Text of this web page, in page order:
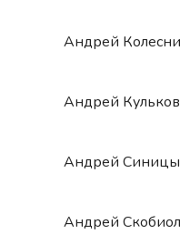
Андрей
Андрей
Андрей
Андрей